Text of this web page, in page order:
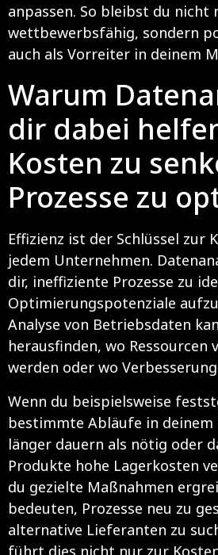
anpassen. So bleibst du nicht
wettbewerbsfähig, sondern
auch als Vorreiter in deinem
Warum
dir dabei
Kosten zu
Prozesse zu
Effizienz ist der Schlüssel zur
jedem Unternehmen.
dir, ineffiziente Prozesse zu
Optimierungspotenziale
Analyse von Betriebsdaten
herausfinden, wo Ressourcen
werden oder wo
Wenn du beispielsweise
bestimmte Abläufe in
länger dauern als nötig oder
Produkte hohe Lagerkosten
du gezielte Maßnahmen
bedeuten, Prozesse neu zu
alternative Lieferanten zu